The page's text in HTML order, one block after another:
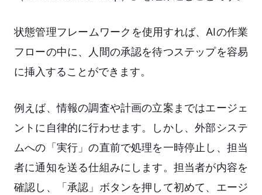
状態管理フレームワークを使用すれば、AIの作業
フローの中に、人間の承認を待つステップを容易
に挿入することができます。
例えば、情報の調査や計画の立案まではエージェ
ントに自律的に行わせます。しかし、外部システ
ムへの「実行」の直前で処理を一時停止し、担当
者に通知を送る仕組みにします。担当者が内容を
確認し、「承認」ボタンを押して初めて、エージ